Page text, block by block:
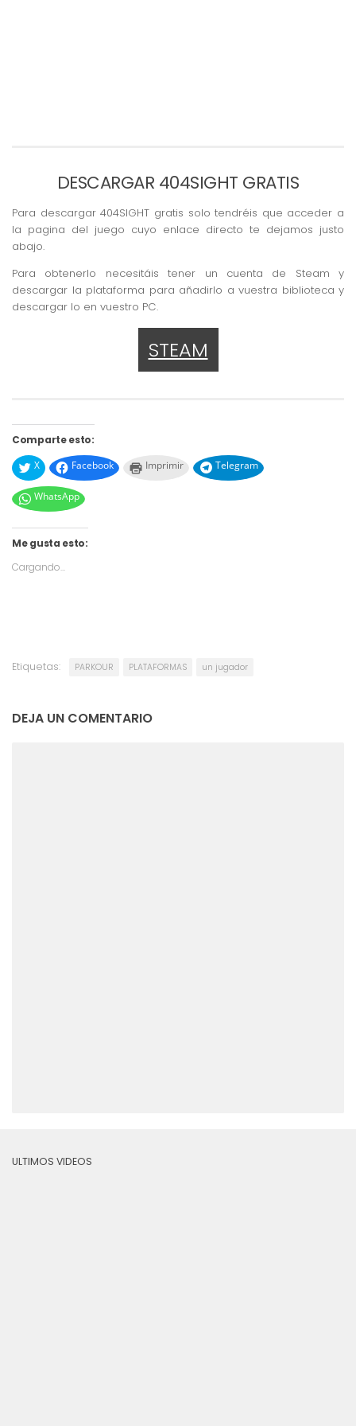
DESCARGAR 404SIGHT GRATIS
Para descargar 404SIGHT gratis solo tendréis que acceder a
la pagina del juego cuyo enlace directo te dejamos justo
abajo.
Para obtenerlo necesitáis tener un cuenta de Steam y
descargar la plataforma para añadirlo a vuestra biblioteca y
descargar lo en vuestro PC.
STEAM
Comparte esto:
X
Facebook Imprimir Telegram
WhatsApp
Me gusta esto:
Cargando...
Etiquetas: PARKOUR PLATAFORMAS un jugador
DEJA UN COMENTARIO
ULTIMOS VIDEOS